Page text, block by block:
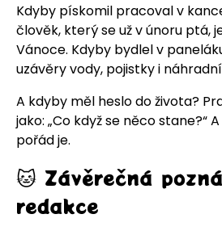
Kdyby pískomil pracoval v
člověk, který se už v únoru ptá,
Vánoce. Kdyby bydlel v
uzávěry vody, pojistky i
A kdyby měl heslo do života?
jako: „Co když se něco stane?“
pořád je.
🐱 Závěrečná
redakce